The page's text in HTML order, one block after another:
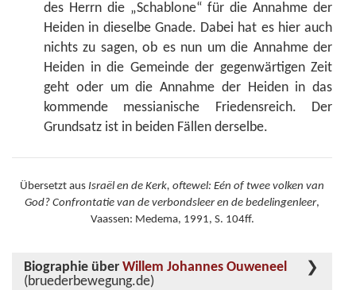
des Herrn die „Schablone“ für die Annahme der
Heiden in dieselbe Gnade. Dabei hat es hier auch
nichts zu sagen, ob es nun um die Annahme der
Heiden in die Gemeinde der gegenwärtigen Zeit
geht oder um die Annahme der Heiden in das
kommende messianische Friedensreich. Der
Grundsatz ist in beiden Fällen derselbe.
Übersetzt aus Israël en de Kerk, oftewel: Eén of twee volken van
God? Confrontatie van de verbondsleer en de bedelingenleer,
Vaassen: Medema, 1991, S. 104ff.
Biographie über Willem Johannes Ouweneel
(bruederbewegung.de)